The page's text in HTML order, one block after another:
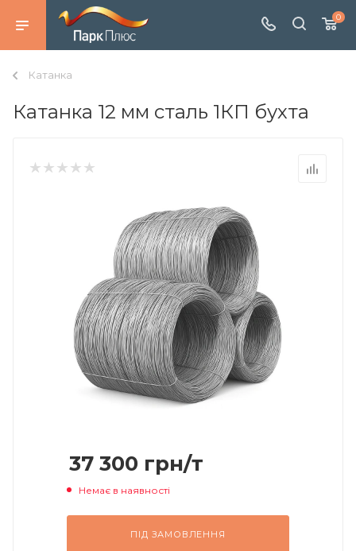
0
Катанка
Катанка 12 мм сталь 1КП бухта
37 300 грн/т
Немає в наявності
ПІД ЗАМОВЛЕННЯ